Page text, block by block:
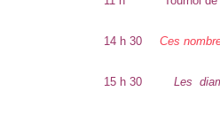
14 h 30 Ces
15 h 30 Les